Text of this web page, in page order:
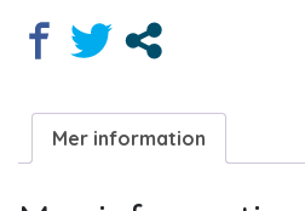
Mer information